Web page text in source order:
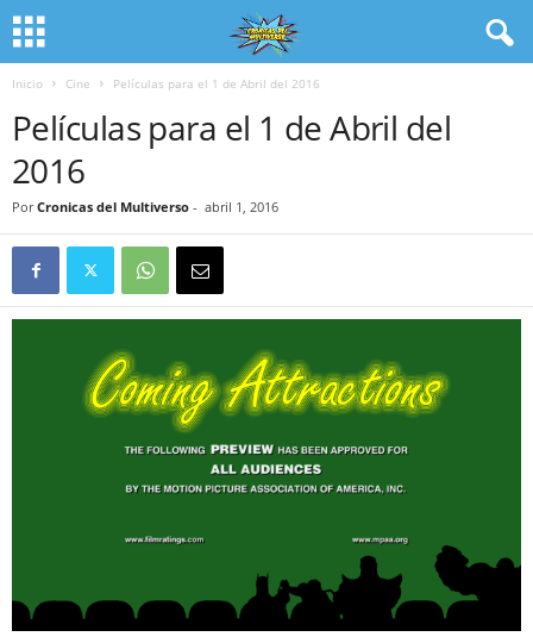
Inicio Cine Películas para el 1 de Abril del 2016
Películas para el 1 de Abril del
2016
Por Cronicas del Multiverso - abril 1, 2016